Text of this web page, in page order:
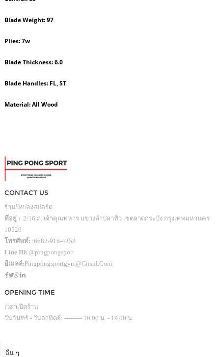
Blade Weight:97
Plies:7w
Blade Thickness:6.0
Blade Handles: FL, ST
Material:All Wood
CONTACT US
ร้านปิงปองสปอร์ต
ที่อยู่ : 2/16 ถ. เจ้าคุณทหาร แขวงลำปลาทิว เขตลาดกระบัง กรุงเทพมหานคร
10520
โทรศัพท์:+6682-916-4252
Line ID: @pingpongsport
อีเมลล์:Pingpongsportgym@gmail.com
OPENING TIME
เวลาเปิดร้าน
วันจันทร์ - วันอาทิตย์: --------- 10.00 น. - 19.00 น.
อื่น ๆ